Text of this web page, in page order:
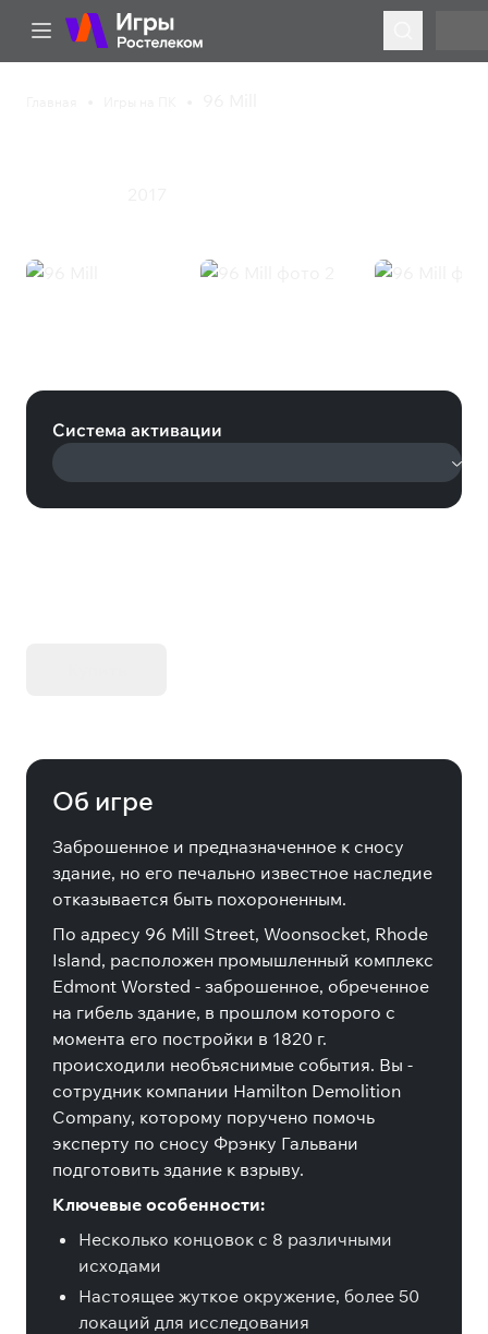
Система активации
Об игре
Заброшенное и предназначенное к сносу
здание, но его печально известное наследие
отказывается быть похороненным.
По адресу 96 Mill Street, Woonsocket, Rhode
Island, расположен промышленный комплекс
Edmont Worsted - заброшенное, обреченное
на гибель здание, в прошлом которого с
момента его постройки в 1820 г.
происходили необъяснимые события. Вы -
сотрудник компании Hamilton Demolition
Company, которому поручено помочь
эксперту по сносу Фрэнку Гальвани
подготовить здание к взрыву.
Ключевые особенности:
Несколько концовок с 8 различными
исходами
Настоящее жуткое окружение, более 50
локаций для исследования